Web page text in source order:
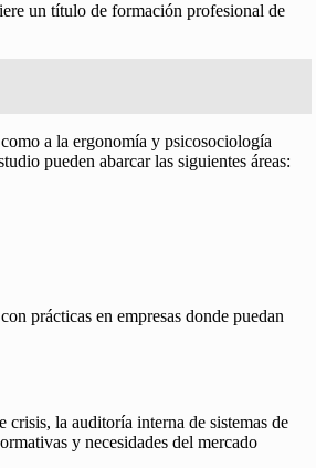
un título de formación profesional de
a la ergonomía y psicosociología
pueden abarcar las siguientes áreas:
prácticas en empresas donde puedan
crisis, la auditoría interna de sistemas de
y necesidades del mercado